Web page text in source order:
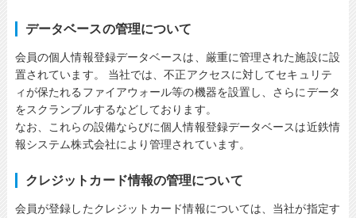
データベースの管理について
会員の個人情報登録データベースは、厳重に管理された施設に設
置されています。 当社では、不正アクセスに対してセキュリテ
ィが保たれるファイアウォール等の機器を設置し、さらにデータ
をスクランブルするなどしております。
なお、これらの設備ならびに個人情報登録データベースは近鉄情
報システム株式会社により管理されています。
クレジットカード情報の管理について
会員が登録したクレジットカード情報については、当社が指定す